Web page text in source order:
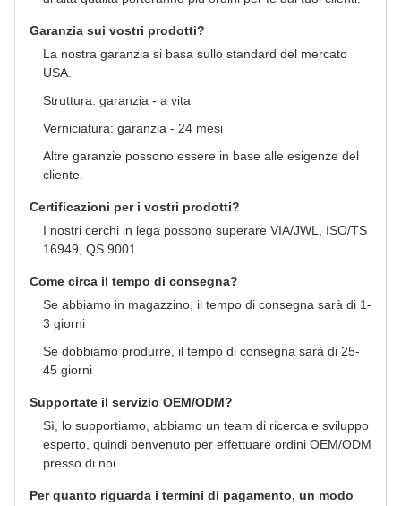
Garanzia sui vostri prodotti?
La nostra garanzia si basa sullo standard del mercato
USA.
Struttura: garanzia - a vita
Verniciatura: garanzia - 24 mesi
Altre garanzie possono essere in base alle esigenze del
cliente.
Certificazioni per i vostri prodotti?
I nostri cerchi in lega possono superare VIA/JWL, ISO/TS
16949, QS 9001.
Come circa il tempo di consegna?
Se abbiamo in magazzino, il tempo di consegna sarà di 1-
3 giorni
Se dobbiamo produrre, il tempo di consegna sarà di 25-
45 giorni
Supportate il servizio OEM/ODM?
Sì, lo supportiamo, abbiamo un team di ricerca e sviluppo
esperto, quindi benvenuto per effettuare ordini OEM/ODM
presso di noi.
Per quanto riguarda i termini di pagamento, un modo